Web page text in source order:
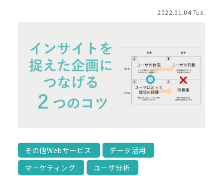
2022.01.04 Tue.
その他Webサービス
データ活用
マーケティング
ユーザ分析